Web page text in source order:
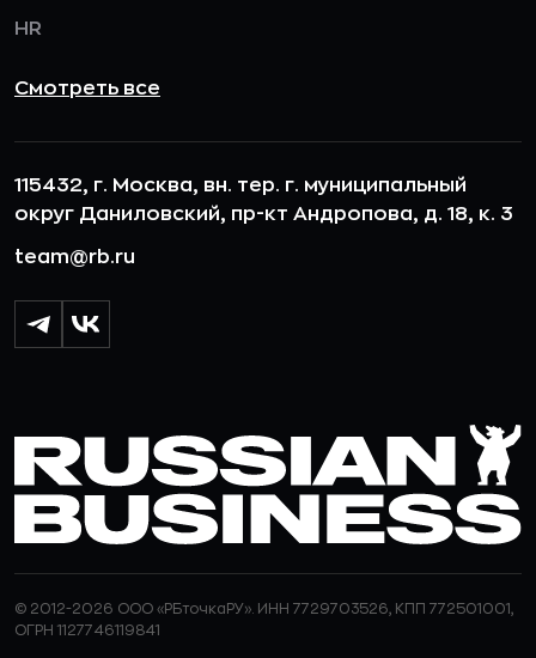
HR
Смотреть все
115432, г. Москва, вн. тер. г. муниципальный
округ Даниловский, пр-кт Андропова, д. 18, к. 3
team@rb.ru
© 2012-2026 ООО «РБточкаРУ». ИНН 7729703526, КПП 772501001,
ОГРН 1127746119841